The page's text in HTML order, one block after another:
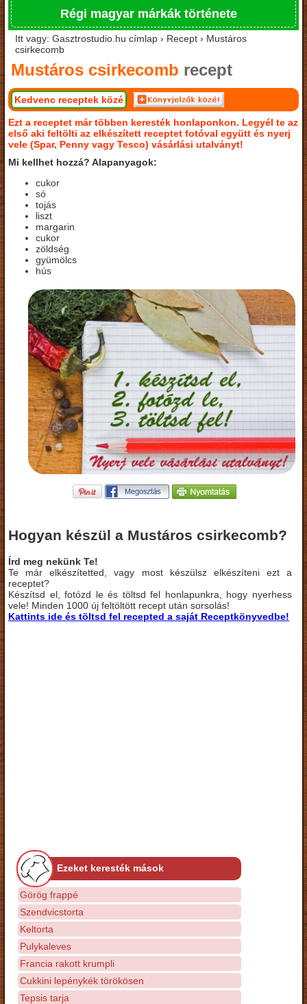
Régi magyar márkák története
Itt vagy: Gasztrostudio.hu címlap › Recept › Mustáros
csirkecomb
Mustáros csirkecomb recept
Kedvenc receptek közé
Ezt a receptet már többen keresték honlaponkon. Legyél te az
első aki feltölti az elkészített receptet fotóval együtt és nyerj
vele (Spar, Penny vagy Tesco) vásárlási utalványt!
Mi kellhet hozzá? Alapanyagok:
cukor
só
tojás
liszt
margarin
cukor
zöldség
gyümölcs
hús
Hogyan készül a Mustáros csirkecomb?
Írd meg nekünk Te!
Te már elkészítetted, vagy most készülsz elkészíteni ezt a
receptet?
Készítsd el, fotózd le és töltsd fel honlapunkra, hogy nyerhess
vele! Minden 1000 új feltöltött recept után sorsolás!
Kattints ide és töltsd fel recepted a saját Receptkönyvedbe!
Ezeket keresték mások
Görög frappé
Szendvicstorta
Keltorta
Pulykaleves
Francia rakott krumpli
Cukkini lepénykék törökösen
Tepsis tarja